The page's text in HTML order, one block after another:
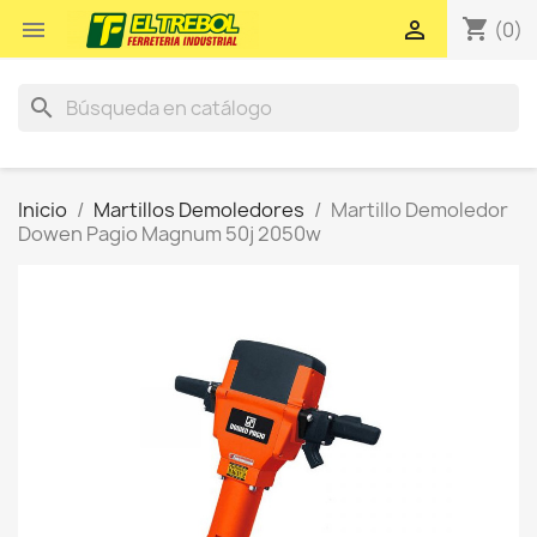
 shopping_cart (0)

search
Inicio Martillos Demoledores
Martillo Demoledor
Dowen Pagio Magnum 50j 2050w